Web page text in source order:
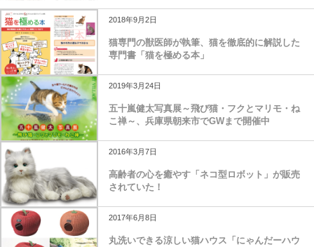
2018年9月2日
猫専門の獣医師が執筆、猫を徹底的に解説した
専門書「猫を極める本」
2019年3月24日
五十嵐健太写真展～飛び猫・フクとマリモ・ね
こ禅～、兵庫県朝来市でGWまで開催中
2016年3月7日
高齢者の心を癒やす「ネコ型ロボット」が販売
されていた！
2017年6月8日
丸洗いできる涼しい猫ハウス「にゃんだーハウ